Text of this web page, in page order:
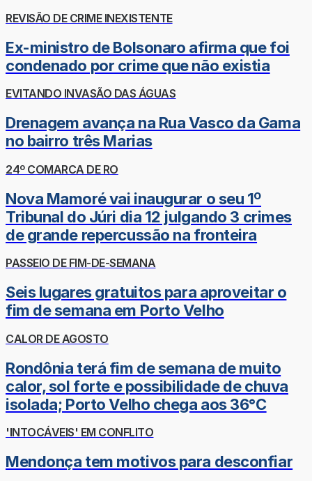
REVISÃO DE CRIME INEXISTENTE
Ex-ministro de Bolsonaro afirma que foi
condenado por crime que não existia
EVITANDO INVASÃO DAS ÁGUAS
Drenagem avança na Rua Vasco da Gama
no bairro três Marias
24º COMARCA DE RO
Nova Mamoré vai inaugurar o seu 1º
Tribunal do Júri dia 12 julgando 3 crimes
de grande repercussão na fronteira
PASSEIO DE FIM-DE-SEMANA
Seis lugares gratuitos para aproveitar o
fim de semana em Porto Velho
CALOR DE AGOSTO
Rondônia terá fim de semana de muito
calor, sol forte e possibilidade de chuva
isolada; Porto Velho chega aos 36°C
'INTOCÁVEIS' EM CONFLITO
Mendonça tem motivos para desconfiar